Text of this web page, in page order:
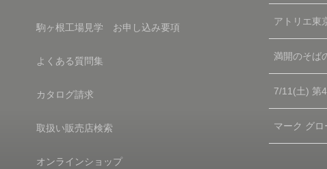
駒ヶ根工場見学 お申し込み要項
よくある質問集
カタログ請求
取扱い販売店検索
オンラインショップ
アトリエ東
満開のそば
7/11(土) 第
マーク グ